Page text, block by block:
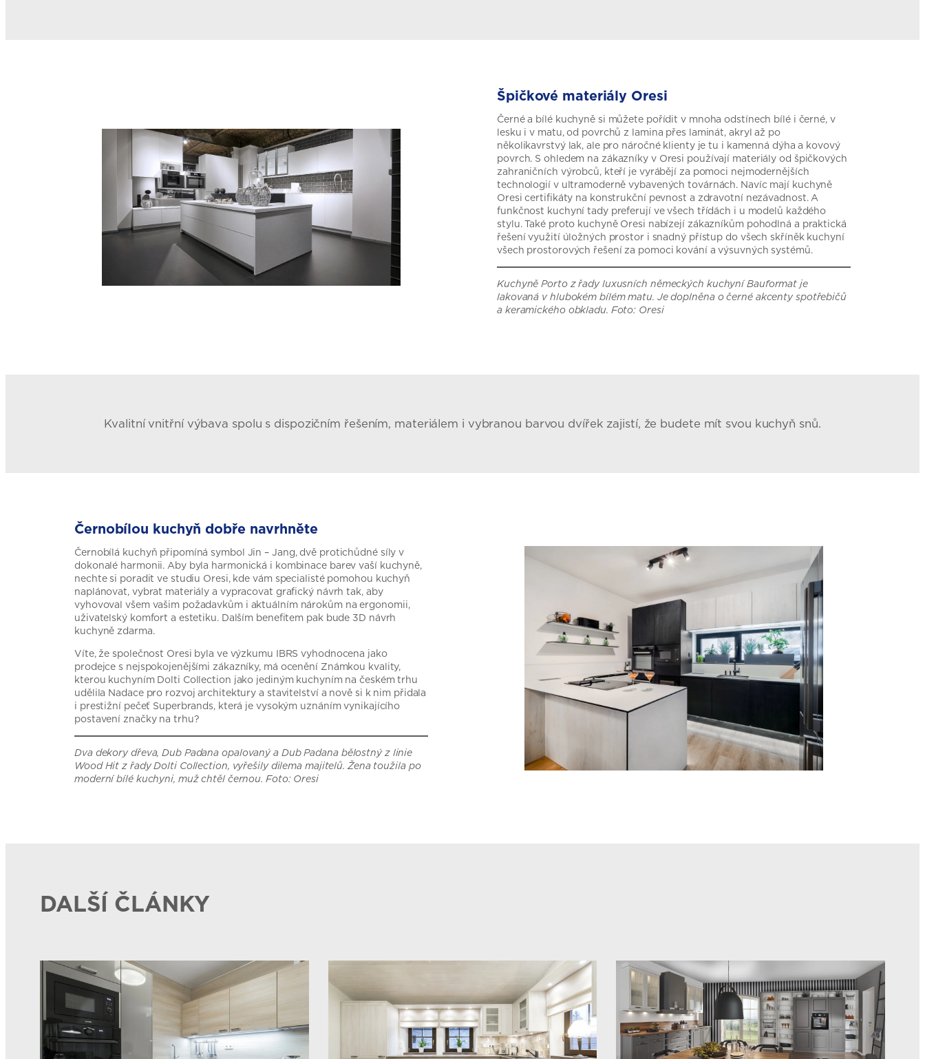
Špičkové materiály Oresi
Černé a bílé kuchyně si můžete pořídit v mnoha odstínech bílé i černé, v
lesku i v matu, od povrchů z lamina přes laminát, akryl až po
několikavrstvý lak, ale pro náročné klienty je tu i kamenná dýha a kovový
povrch. S ohledem na zákazníky v Oresi používají materiály od špičkových
zahraničních výrobců, kteří je vyrábějí za pomoci nejmodernějších
technologií v ultramoderně vybavených továrnách. Navíc mají kuchyně
Oresi certifikáty na konstrukční pevnost a zdravotní nezávadnost. A
funkčnost kuchyní tady preferují ve všech třídách i u modelů každého
stylu. Také proto kuchyně Oresi nabízejí zákazníkům pohodlná a praktická
řešení využití úložných prostor i snadný přístup do všech skříněk kuchyní
všech prostorových řešení za pomoci kování a výsuvných systémů.
Kuchyně Porto z řady luxusních německých kuchyní Bauformat je
lakovaná v hlubokém bílém matu. Je doplněna o černé akcenty spotřebičů
a keramického obkladu. Foto: Oresi
Kvalitní vnitřní výbava spolu s dispozičním řešením, materiálem i vybranou barvou dvířek zajistí, že budete mít svou kuchyň snů.
Černobílou kuchyňdobře navrhněte
Černobílá kuchyň připomíná symbol Jin – Jang, dvě protichůdné síly v
dokonalé harmonii. Aby byla harmonická i kombinace barev vaší kuchyně,
nechte si poradit ve studiu Oresi, kde vám specialisté pomohou kuchyň
naplánovat, vybrat materiály a vypracovat grafický návrh tak, aby
vyhovoval všem vašim požadavkům i aktuálním nárokům na ergonomii,
uživatelský komfort a estetiku. Dalším benefitem pak bude 3D návrh
kuchyně zdarma.
Víte, že společnost Oresi byla ve výzkumu IBRS vyhodnocena jako
prodejce s nejspokojenějšími zákazníky, má ocenění Známkou kvality,
kterou kuchyním Dolti Collection jako jediným kuchyním na českém trhu
udělila Nadace pro rozvoj architektury a stavitelství a nově si k nim přidala
i prestižní pečeť Superbrands, která je vysokým uznáním vynikajícího
postavení značky na trhu?
Dva dekory dřeva, Dub Padana opalovaný a Dub Padana bělostný z linie
Wood Hit z řady Dolti Collection, vyřešily dilema majitelů. Žena toužila po
moderní bílé kuchyni, muž chtěl černou. Foto: Oresi
DALŠÍ ČLÁNKY